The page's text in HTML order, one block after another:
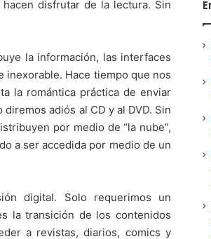
disfrutar de la lectura. Sin
la información, las interfaces
inexorable. Hace tiempo que nos
la romántica práctica de enviar
adiós al CD y al DVD. Sin
por medio de “la nube”,
a ser accedida por medio de un
digital. Solo requerimos un
la transición de los contenidos
a revistas, diarios, comics y